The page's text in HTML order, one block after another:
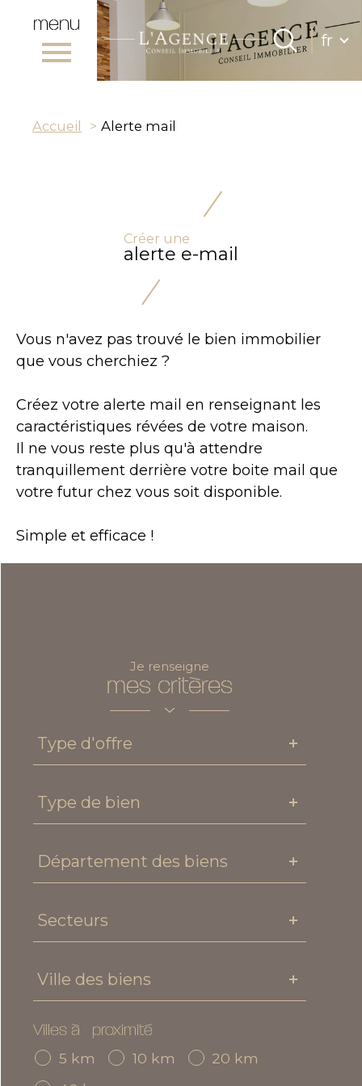
menu
fr
Accueil 0 Langue
fr
Accueil Alerte mail
Créer une
alerte e-mail
Vous n'avez pas trouvé le bien immobilier
que vous cherchiez ?
Créez votre alerte mail en renseignant les
caractéristiques révées de votre maison.
Il ne vous reste plus qu'à attendre
tranquillement derrière votre boite mail que
votre futur chez vous soit disponible.
Simple et efficace !
Je renseigne
mes critères
Type
d'offre
Type d'offre
Type
de
Type de bien
Département
Département des biens
Secteurs
Secteurs
Ville
Ville des biens
Villes à proximité
5 km 10 km
20 km